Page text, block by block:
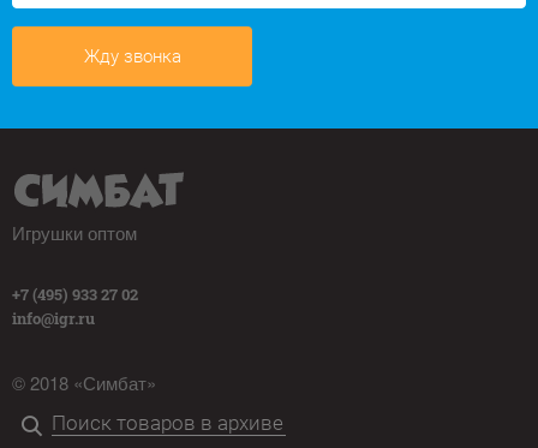
Жду звонка
Игрушки оптом
+7 (495) 933 27 02
info@igr.ru
© 2018 «Симбат»